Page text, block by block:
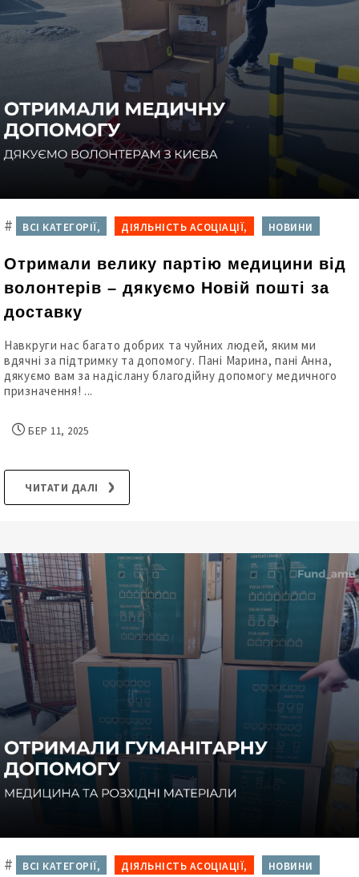
# ВСІ КАТЕГОРІЇ, ДІЯЛЬНІСТЬ АСОЦІАЦІЇ, НОВИНИ
Отримали велику партію медицини від
волонтерів – дякуємо Новій пошті за
доставку
Навкруги нас багато добрих та чуйних людей, яким ми
вдячні за підтримку та допомогу. Пані Марина, пані Анна,
дякуємо вам за надіслану благодійну допомогу медичного
призначення! ...
БЕР 11, 2025
ЧИТАТИ ДАЛІ
# ВСІ КАТЕГОРІЇ, ДІЯЛЬНІСТЬ АСОЦІАЦІЇ, НОВИНИ